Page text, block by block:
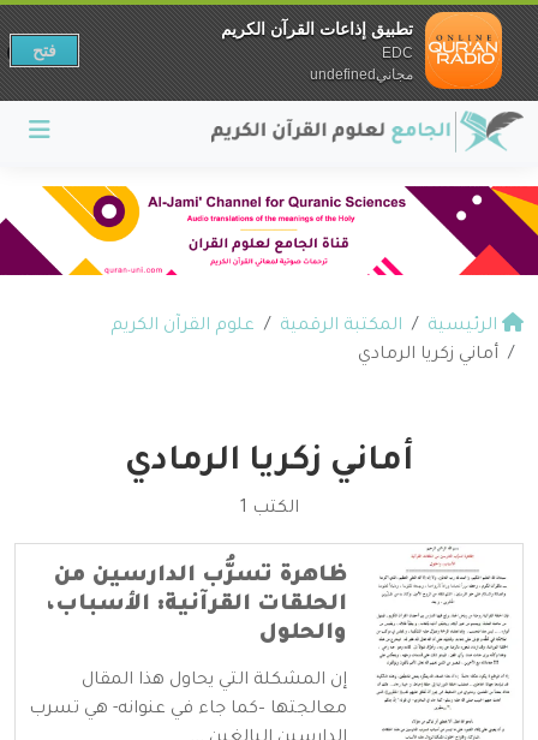
الرئيسية المكتبة الرقمية
علوم القرآن الكريم
أماني زكريا الرمادي
أماني زكريا الرمادي
الكتب 1
ظاهرة تسرُّب الدارسين من
الحلقات القرآنية: الأسباب،
والحلول
إن المشكلة التي يحاول هذا المقال
معالجتها –كما جاء في عنوانه- هي تسرب
تطبيق إذاعات القرآن الكريم
EDC
مجانيundefined
فتح